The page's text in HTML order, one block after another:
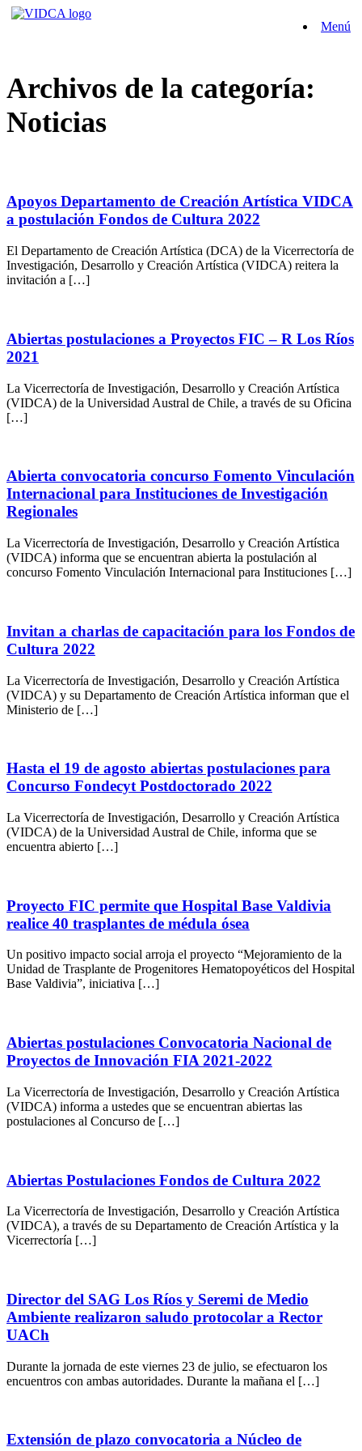
Saltar
Menú
Archivos de la categoría:
Noticias
Apoyos Departamento de Creación Artística VIDCA
a postulación Fondos de Cultura 2022
El Departamento de Creación Artística (DCA) de la Vicerrectoría de
Investigación, Desarrollo y Creación Artística (VIDCA) reitera la
invitación a […]
Abiertas postulaciones a Proyectos FIC – R Los Ríos
2021
La Vicerrectoría de Investigación, Desarrollo y Creación Artística
(VIDCA) de la Universidad Austral de Chile, a través de su Oficina
[…]
Abierta convocatoria concurso Fomento Vinculación
Internacional para Instituciones de Investigación
Regionales
La Vicerrectoría de Investigación, Desarrollo y Creación Artística
(VIDCA) informa que se encuentran abierta la postulación al
concurso Fomento Vinculación Internacional para Instituciones […]
Invitan a charlas de capacitación para los Fondos de
Cultura 2022
La Vicerrectoría de Investigación, Desarrollo y Creación Artística
(VIDCA) y su Departamento de Creación Artística informan que el
Ministerio de […]
Hasta el 19 de agosto abiertas postulaciones para
Concurso Fondecyt Postdoctorado 2022
La Vicerrectoría de Investigación, Desarrollo y Creación Artística
(VIDCA) de la Universidad Austral de Chile, informa que se
encuentra abierto […]
Proyecto FIC permite que Hospital Base Valdivia
realice 40 trasplantes de médula ósea
Un positivo impacto social arroja el proyecto “Mejoramiento de la
Unidad de Trasplante de Progenitores Hematopoyéticos del Hospital
Base Valdivia”, iniciativa […]
Abiertas postulaciones Convocatoria Nacional de
Proyectos de Innovación FIA 2021-2022
La Vicerrectoría de Investigación, Desarrollo y Creación Artística
(VIDCA) informa a ustedes que se encuentran abiertas las
postulaciones al Concurso de […]
Abiertas Postulaciones Fondos de Cultura 2022
La Vicerrectoría de Investigación, Desarrollo y Creación Artística
(VIDCA), a través de su Departamento de Creación Artística y la
Vicerrectoría […]
Director del SAG Los Ríos y Seremi de Medio
Ambiente realizaron saludo protocolar a Rector
UACh
Durante la jornada de este viernes 23 de julio, se efectuaron los
encuentros con ambas autoridades. Durante la mañana el […]
Extensión de plazo convocatoria a Núcleo de